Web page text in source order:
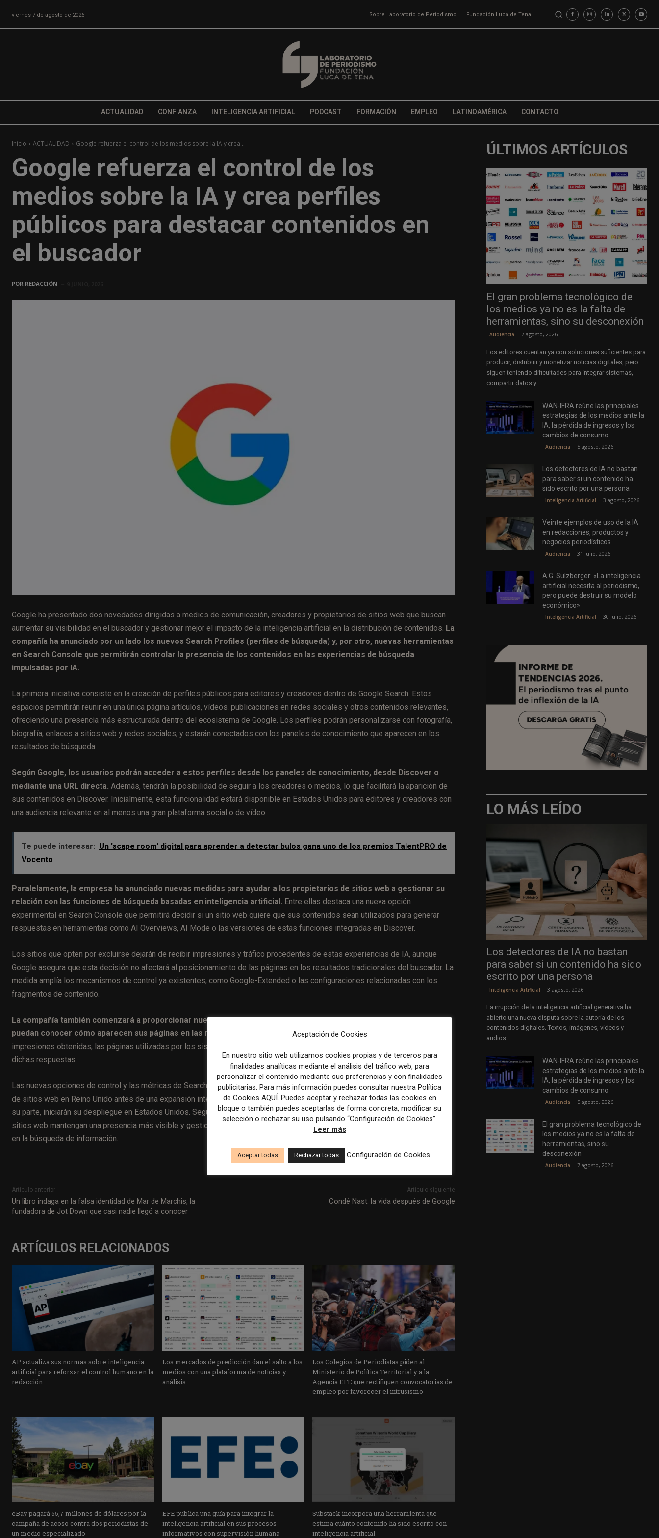
viernes 7 de agosto de 2026 Sobre Laboratorio de Periodismo Fundación Luca de Tena
ACTUALIDAD CONFIANZA INTELIGENCIA ARTIFICIAL PODCAST FORMACIÓN EMPLEO LATINOAMÉRICA CONTACTO
Inicio ACTUALIDAD Google refuerza el control de los medios sobre la IA y crea...
Google refuerza el control de los
medios sobre la IA y crea perfiles
públicos para destacar contenidos en
el buscador
POR REDACCIÓN
Google ha presentado dos novedades dirigidas a medios de comunicación, creadores y propietarios de sitios web que buscan
aumentar su visibilidad en el buscador y gestionar mejor el impacto de la inteligencia artificial en la distribución de contenidos. La
compañía ha anunciado por un lado los nuevos Search Profiles (perfiles de búsqueda) y, por otro, nuevas herramientas
en Search Console que permitirán controlar la presencia de los contenidos en las experiencias de búsqueda
impulsadas por IA.
La primera iniciativa consiste en la creación de perfiles públicos para editores y creadores dentro de Google Search. Estos
espacios permitirán reunir en una única página artículos, vídeos, publicaciones en redes sociales y otros contenidos relevantes,
ofreciendo una presencia más estructurada dentro del ecosistema de Google. Los perfiles podrán personalizarse con fotografía,
biografía, enlaces a sitios web y redes sociales, y estarán conectados con los paneles de conocimiento que aparecen en los
resultados de búsqueda.
Según Google, los usuarios podrán acceder a estos perfiles desde los paneles de conocimiento, desde Discover o
mediante una URL directa. Además, tendrán la posibilidad de seguir a los creadores o medios, lo que facilitará la aparición de
sus contenidos en Discover. Inicialmente, esta funcionalidad estará disponible en Estados Unidos para editores y creadores con
una audiencia relevante en al menos una gran plataforma social o de vídeo.
Te puede interesar: Un 'scape room' digital para aprender a detectar bulos gana uno de los premios TalentPRO de
Vocento
Paralelamente, la empresa ha anunciado nuevas medidas para ayudar a los propietarios de sitios web a gestionar su
relación con las funciones de búsqueda basadas en inteligencia artificial. Entre ellas destaca una nueva opción
experimental en Search Console que permitirá decidir si un sitio web quiere que sus contenidos sean utilizados para generar
respuestas en herramientas como AI Overviews, AI Mode o las versiones de estas funciones integradas en Discover.
Los sitios que opten por excluirse dejarán de recibir impresiones y tráfico procedentes de estas experiencias de IA, aunque
Google asegura que esta decisión no afectará al posicionamiento de las páginas en los resultados tradicionales del buscador. La
medida amplía los mecanismos de control ya existentes, como Google-Extended o las configuraciones relacionadas con los
fragmentos de contenido.
La compañía también comenzará a proporcionar nuevas métricas dentro de Search Console para que los editores
puedan conocer cómo aparecen sus páginas en las respuestas generadas por IA.Entre los datos previstos figuran las
impresiones obtenidas, las páginas utilizadas por los sistemas de inteligencia artificial y los países en los que se muestran
dichas respuestas.
Las nuevas opciones de control y las métricas de Search Console comenzarán a probarse con un grupo limitado de propietarios
de sitios web en Reino Unido antes de una expansión internacional. Los nuevos perfiles públicos para creadores y editores, por
su parte, iniciarán su despliegue en Estados Unidos. Según Google, ambas iniciativas buscan facilitar que medios, creadores y
sitios web mantengan una presencia más visible y gestionable a medida que la inteligencia artificial adquiere un papel creciente
en la búsqueda de información.
Artículo anterior
Un libro indaga en la falsa identidad de Mar de Marchis, la
fundadora de Jot Down que casi nadie llegó a conocer
Artículo siguiente
Condé Nast: la vida después de Google
ARTÍCULOS RELACIONADOS
AP actualiza sus normas sobre inteligencia
artificial para reforzar el control humano en la
redacción
Los mercados de predicción dan el salto a los
medios con una plataforma de noticias y
análisis
Los Colegios de Periodistas piden al
Ministerio de Política Territorial y a la
Agencia EFE que rectifiquen convocatorias de
empleo por favorecer el intrusismo
eBay pagará 55,7 millones de dólares por la
campaña de acoso contra dos periodistas de
un medio especializado
EFE publica una guía para integrar la
inteligencia artificial en sus procesos
informativos con supervisión humana
Substack incorpora una herramienta que
estima cuánto contenido ha sido escrito con
inteligencia artificial
ÚLTIMOS ARTÍCULOS
El gran problema tecnológico de
los medios ya no es la falta de
herramientas, sino su desconexión
Audiencia 7 agosto, 2026
Los editores cuentan ya con soluciones suficientes para
producir, distribuir y monetizar noticias digitales, pero
siguen teniendo dificultades para integrar sistemas,
compartir datos y...
WAN-IFRA reúne las principales
estrategias de los medios ante la
IA, la pérdida de ingresos y los
cambios de consumo
Audiencia 5 agosto, 2026
Los detectores de IA no bastan
para saber si un contenido ha
sido escrito por una persona
Inteligencia Artificial 3 agosto, 2026
Veinte ejemplos de uso de la IA
en redacciones, productos y
negocios periodísticos
Audiencia 31 julio, 2026
A.G. Sulzberger: «La inteligencia
artificial necesita al periodismo,
pero puede destruir su modelo
económico»
Inteligencia Artificial 30 julio, 2026
LO MÁS LEÍDO
Los detectores de IA no bastan
para saber si un contenido ha sido
escrito por una persona
Inteligencia Artificial 3 agosto, 2026
La irrupción de la inteligencia artificial generativa ha
abierto una nueva disputa sobre la autoría de los
contenidos digitales. Textos, imágenes, vídeos y
audios...
WAN-IFRA reúne las principales
estrategias de los medios ante la
IA, la pérdida de ingresos y los
cambios de consumo
Audiencia 5 agosto, 2026
El gran problema tecnológico de
los medios ya no es la falta de
herramientas, sino su
desconexión
Audiencia 7 agosto, 2026
Aceptación de Cookies
En nuestro sitio web utilizamos cookies propias y de terceros para
finalidades analíticas mediante el análisis del tráfico web, para
personalizar el contenido mediante sus preferencias y con finalidades
publicitarias. Para más información puedes consultar nuestra Política
de Cookies AQUÍ. Puedes aceptar y rechazar todas las cookies en
bloque o también puedes aceptarlas de forma concreta, modificar su
selección o rechazar su uso pulsando “Configuración de Cookies”.
Leer más
Aceptar todas Rechazar todas Configuración de Cookies